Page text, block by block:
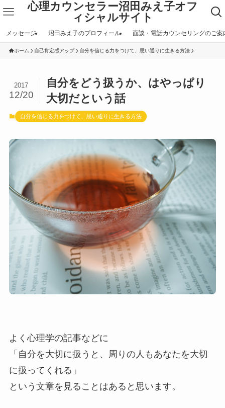
心理カウンセラー沼田みえ子オフ
ィシャルサイト
メッセージ 沼田みえ子のプロフィール 面談・電話カウンセリングのご案
ホーム 自己肯定感アップ 自分を信じる力をつけて、思い通りに生きる方法
自分をどう扱うか、はやっぱり
大切だという話
2017
12/20
自分を信じる力をつけて、思い通りに生きる方法
よく心理学の記事などに
「自分を大切に扱うと、周りの人もあなたを大切
に扱ってくれる」
という文章を見ることはあると思います。